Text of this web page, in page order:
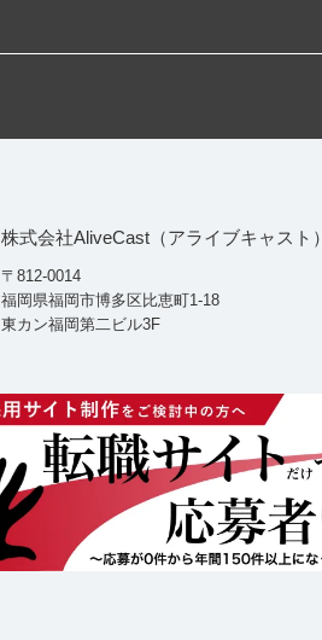
株式会社AliveCast（アライブキャスト）
〒812-0014
福岡県福岡市博多区比恵町1-18
東カン福岡第二ビル3F